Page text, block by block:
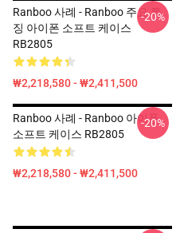
Ranboo 사례 - Ranboo 주요 특
징 아이폰 소프트 케이스
RB2805
₩2,218,580 - ₩2,411,500
-20%
Ranboo 사례 - Ranboo 아이폰
소프트 케이스 RB2805
₩2,218,580 - ₩2,411,500
-20%